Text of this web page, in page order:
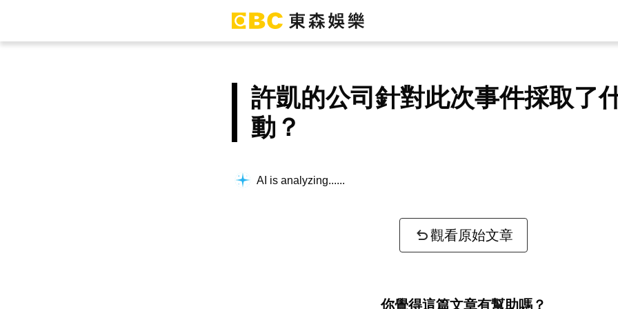
許凱的公司針對此次事件採取了
動？
AI is analyzing...
觀看原始文章
你覺得這篇文章有幫助嗎？